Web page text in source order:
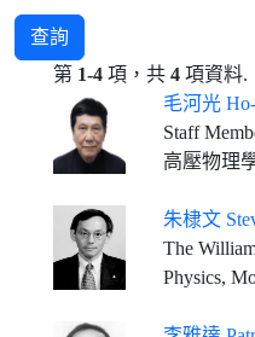
查詢
第 1-4 項，共 4 項資料.
毛河光
Staff Member,
高壓物理
朱棣文
The William R. Kenan, Jr. Professor of Physics, School of H&S,
Physics, Molecular